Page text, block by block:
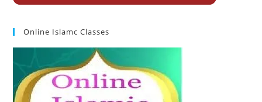
Online Islamc Classes